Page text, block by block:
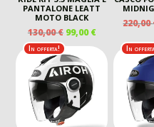
PANTALONE LEATT
MOTO BLACK
130,00€ IL
PREZZO
ORIGINALE
ERA:
130,00 €.
99,00€IL
PREZZO
ATTUALE
99,00 €.
220,00
In offerta! In